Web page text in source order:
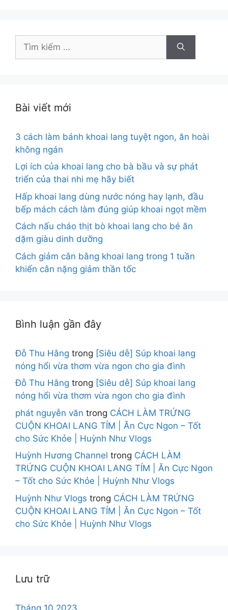
Tìm
kiếm
Bài viết mới
3 cách làm bánh khoai lang tuyệt ngon, ăn hoài
không ngán
Lợi ích của khoai lang cho bà bầu và sự phát
triển của thai nhi mẹ hãy biết
Hấp khoai lang dùng nước nóng hay lạnh, đầu
bếp mách cách làm đúng giúp khoai ngọt mềm
Cách nấu cháo thịt bò khoai lang cho bé ăn
dặm giàu dinh dưỡng
Cách giảm cân bằng khoai lang trong 1 tuần
khiến cân nặng giảm thần tốc
Bình luận gần đây
Đỗ Thu Hằng trong [Siêu dễ] Súp khoai lang
nóng hổi vừa thơm vừa ngon cho gia đình
Đỗ Thu Hằng trong [Siêu dễ] Súp khoai lang
nóng hổi vừa thơm vừa ngon cho gia đình
phát nguyễn văn trong CÁCH LÀM TRỨNG
CUỘN KHOAI LANG TÍM | Ăn Cực Ngon – Tốt
cho Sức Khỏe | Huỳnh Như Vlogs
Huỳnh Hương Channel trong CÁCH LÀM
TRỨNG CUỘN KHOAI LANG TÍM | Ăn Cực Ngon
– Tốt cho Sức Khỏe | Huỳnh Như Vlogs
Huỳnh Như Vlogs trong CÁCH LÀM TRỨNG
CUỘN KHOAI LANG TÍM | Ăn Cực Ngon – Tốt
cho Sức Khỏe | Huỳnh Như Vlogs
Lưu trữ
Tháng 10 2023